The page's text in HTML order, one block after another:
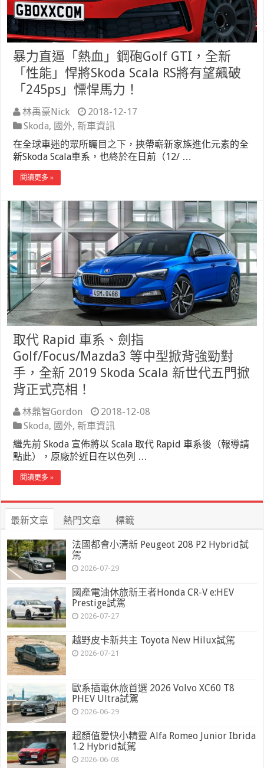
暴力直逼「熱血」鋼砲Golf GTI，全新
「性能」悍將Skoda Scala RS將有望飆破
「245ps」慓悍馬力！
林禹豪Nick
2018-12-17
Skoda, 國外,新車資訊
在全球車迷的眾所矚目之下，挾帶嶄新家族進化元素的全
新Skoda Scala車系，也終於在日前（12/ …
閱讀更多 »
取代 Rapid 車系、劍指
Golf/Focus/Mazda3 等中型掀背強勁對
手，全新 2019 Skoda Scala 新世代五門掀
背正式亮相！
林鼎智Gordon
2018-12-08
Skoda, 國外,新車資訊
繼先前 Skoda 宣佈將以 Scala 取代 Rapid 車系後（報導請
點此），原廠於近日在以色列 …
閱讀更多 »
最新文章 熱門文章 標籤
法國都會小清新 Peugeot 208 P2 Hybrid試
駕
2026-07-29
國產電油休旅新王者Honda CR-V e:HEV
Prestige試駕
2026-07-27
越野皮卡新共主 Toyota New Hilux試駕
2026-07-21
歐系插電休旅首選 2026 Volvo XC60 T8
PHEV Ultra試駕
2026-06-29
超顏值愛快小精靈 Alfa Romeo Junior Ibrida
1.2 Hybrid試駕
2026-06-08